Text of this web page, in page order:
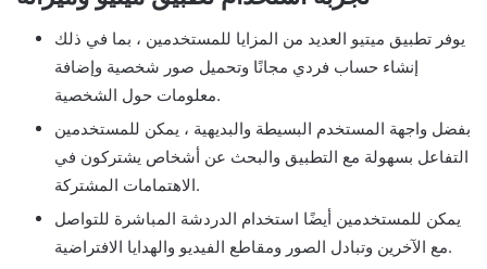
يوفر تطبيق ميتيو العديد من المزايا للمستخدمين ، بما في ذلك
إنشاء حساب فردي مجانًا وتحميل صور شخصية وإضافة
معلومات حول الشخصية.
بفضل واجهة المستخدم البسيطة والبديهية ، يمكن للمستخدمين
التفاعل بسهولة مع التطبيق والبحث عن أشخاص يشتركون في
الاهتمامات المشتركة.
يمكن للمستخدمين أيضًا استخدام الدردشة المباشرة للتواصل
مع الآخرين وتبادل الصور ومقاطع الفيديو والهدايا الافتراضية.